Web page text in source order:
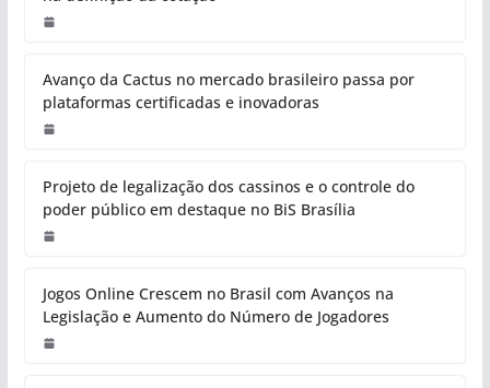
Avanço da Cactus no mercado brasileiro passa por
plataformas certificadas e inovadoras
Projeto de legalização dos cassinos e o controle do
poder público em destaque no BiS Brasília
Jogos Online Crescem no Brasil com Avanços na
Legislação e Aumento do Número de Jogadores